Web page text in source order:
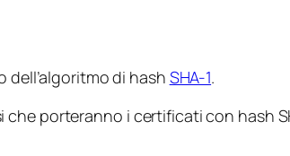
di hash SHA-1.
porteranno i certificati con hash